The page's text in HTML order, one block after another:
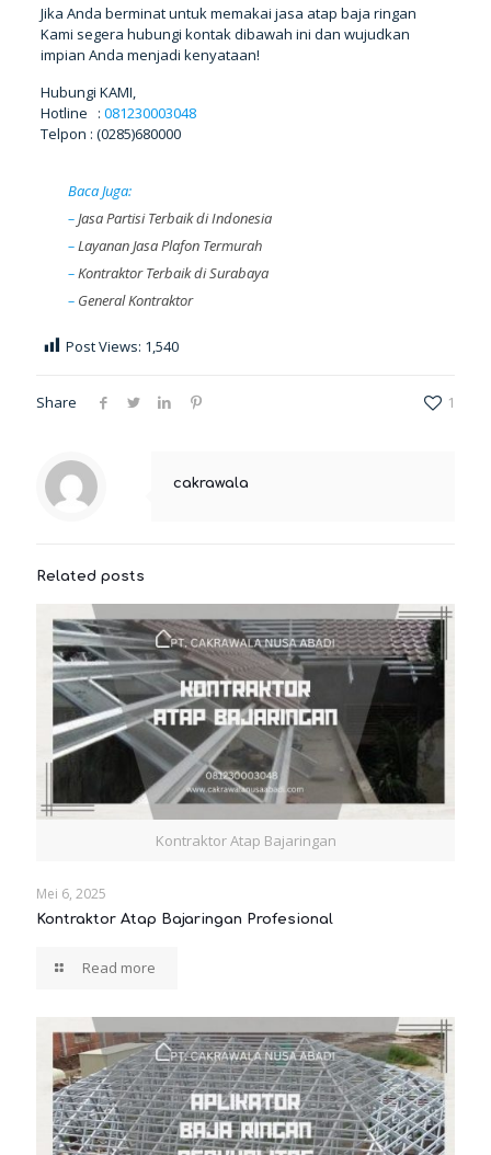
Jika Anda berminat untuk memakai jasa atap baja ringan
Kami segera hubungi kontak dibawah ini dan wujudkan
impian Anda menjadi kenyataan!
Hubungi KAMI,
Hotline : 081230003048
Telpon : (0285)680000
Baca Juga:
–Jasa Partisi Terbaik di Indonesia
–Layanan Jasa Plafon Termurah
–Kontraktor Terbaik di Surabaya
– General Kontraktor
Post Views: 1,540
Share 1
cakrawala
Related posts
Kontraktor Atap Bajaringan
Mei 6, 2025
Kontraktor Atap Bajaringan Profesional
Read more